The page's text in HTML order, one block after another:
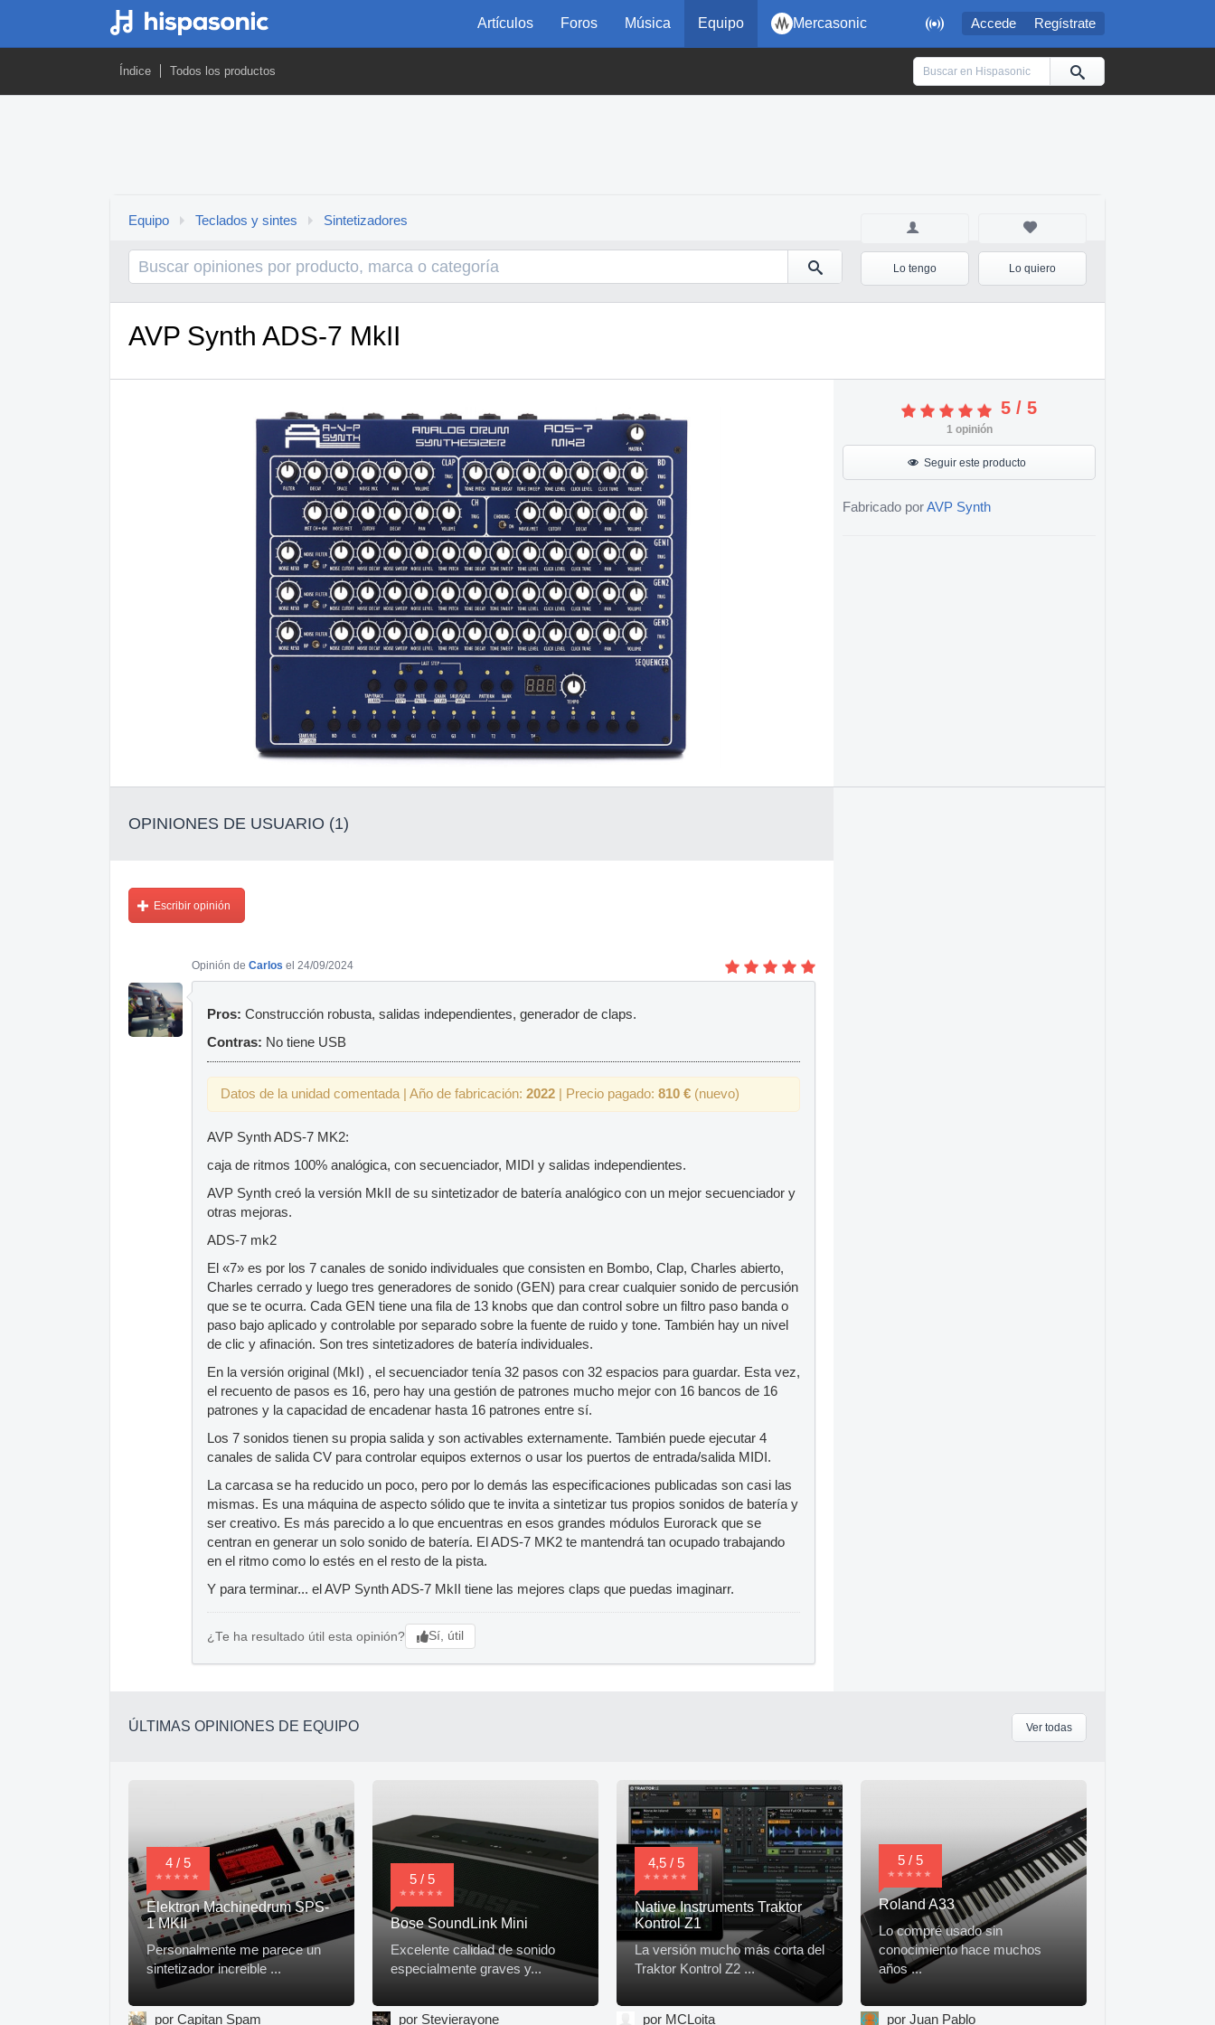
 Accede Regístrate
Artículos Foros Música Equipo Mercasonic
Índice Todos los productos
Lo tengo Lo quiero
Equipo Teclados y sintes Sintetizadores
AVP Synth ADS-7 MkII
5 / 5
1opinión
Seguir este producto
Fabricado porAVP Synth
OPINIONES DE USUARIO (1)
Escribir opinión
Opinión de Carlos el 24/09/2024
Pros: Construcción robusta, salidas independientes, generador de claps.
Contras: No tiene USB
Datos de la unidad comentada | Año de fabricación: 2022 | Precio pagado: 810 € (nuevo)
AVP Synth ADS-7 MK2:
caja de ritmos 100% analógica, con secuenciador, MIDI y salidas independientes.
AVP Synth creó la versión MkII de su sintetizador de batería analógico con un mejor secuenciador y
otras mejoras.
ADS-7 mk2
El «7» es por los 7 canales de sonido individuales que consisten en Bombo, Clap, Charles abierto,
Charles cerrado y luego tres generadores de sonido (GEN) para crear cualquier sonido de percusión
que se te ocurra. Cada GEN tiene una fila de 13 knobs que dan control sobre un filtro paso banda o
paso bajo aplicado y controlable por separado sobre la fuente de ruido y tone. También hay un nivel
de clic y afinación. Son tres sintetizadores de batería individuales.
En la versión original (MkI) , el secuenciador tenía 32 pasos con 32 espacios para guardar. Esta vez,
el recuento de pasos es 16, pero hay una gestión de patrones mucho mejor con 16 bancos de 16
patrones y la capacidad de encadenar hasta 16 patrones entre sí.
Los 7 sonidos tienen su propia salida y son activables externamente. También puede ejecutar 4
canales de salida CV para controlar equipos externos o usar los puertos de entrada/salida MIDI.
La carcasa se ha reducido un poco, pero por lo demás las especificaciones publicadas son casi las
mismas. Es una máquina de aspecto sólido que te invita a sintetizar tus propios sonidos de batería y
ser creativo. Es más parecido a lo que encuentras en esos grandes módulos Eurorack que se
centran en generar un solo sonido de batería. El ADS-7 MK2 te mantendrá tan ocupado trabajando
en el ritmo como lo estés en el resto de la pista.
Y para terminar... el AVP Synth ADS-7 MkII tiene las mejores claps que puedas imaginarr.
¿Te ha resultado útil esta opinión? Sí, útil
ÚLTIMAS OPINIONES DE EQUIPO Ver todas
4 / 5
Elektron Machinedrum SPS-
1 MKII
Personalmente me parece un
sintetizador increible ...
por Capitan Spam
5 / 5
Bose SoundLink Mini
Excelente calidad de sonido
especialmente graves y...
por Stevierayone
4,5 / 5
Native Instruments Traktor
Kontrol Z1
La versión mucho más corta del
Traktor Kontrol Z2 ...
por MCLoita
5 / 5
Roland A33
Lo compré usado sin
conocimiento hace muchos
años ...
por Juan Pablo